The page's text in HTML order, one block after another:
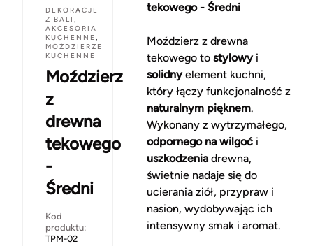
DEKORACJE
Z BALI ,
AKCESORIA
KUCHENNE ,
MOŹDZIERZE
KUCHENNE
Moździerz
z
drewna
tekowego
-
Średni
Kod
produktu:
TPM-02
tekowego - Średni
Moździerz z drewna
tekowego to stylowyi
solidnyelement kuchni,
który łączy funkcjonalność z
naturalnym pięknem.
Wykonany z wytrzymałego,
odpornego na wilgoći
uszkodzeniadrewna,
świetnie nadaje się do
ucierania ziół, przypraw i
nasion, wydobywając ich
intensywny smak i aromat.